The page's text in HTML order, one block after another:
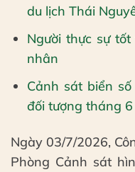
du lịch Thái
Người thực sự
nhân
Cảnh sát biển
đối tượng tháng 6
Ngày 03/7/2026,
Phòng Cảnh sát